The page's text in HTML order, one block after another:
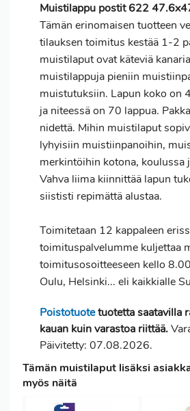
Muistilappu postit 622
Tämän erinomaisen tuotteen
tilauksen toimitus kestää 1-2
muistilaput ovat käteviä
muistilappuja pieniin
muistutuksiin. Lapun koko on
ja niteessä on 70 lappua.
nidettä. Mihin muistilaput
lyhyisiin muistiinpanoihin,
merkintöihin kotona, koulussa
Vahva liima kiinnittää lapun
siististi repimättä alustaa.
Toimitetaan 12 kappaleen
toimituspalvelumme kuljettaa
toimitusosoitteeseen kello
Oulu, Helsinki... eli kaikkialle
Poistotuotetuotetta saatavilla
kauan kuin varastoa riittää.
Päivitetty: 07.08.2026.
Tämän muistilaput lisäksi
myös näitä